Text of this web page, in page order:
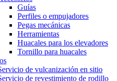
Guías
Perfiles o empujadores
Pegas mecánicas
Herramientas
Huacales para los elevadores
Tornillo para huacales
de vulcanización en sitio
de revestimiento de rodillo